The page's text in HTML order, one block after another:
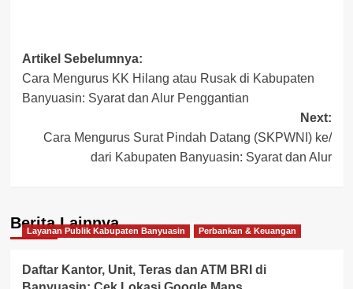
Post
navigation
Artikel Sebelumnya:
Cara Mengurus KK Hilang atau Rusak di Kabupaten
Banyuasin: Syarat dan Alur Penggantian
Next:
Cara Mengurus Surat Pindah Datang (SKPWNI) ke/
dari Kabupaten Banyuasin: Syarat dan Alur
Berita Lainnya
Layanan Publik Kabupaten Banyuasin Perbankan & Keuangan
Daftar Kantor, Unit, Teras dan ATM BRI di